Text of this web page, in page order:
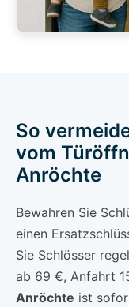
So
vom
Anröchte
Bewahren Sie
einen
Sie Schlösser
ab 69 €, Anfahrt
Anröchte ist